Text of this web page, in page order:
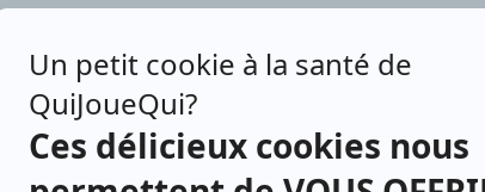
Personnages